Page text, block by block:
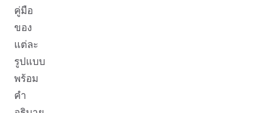
คู่มือ
ของ
แต่ละ
รูปแบบ
พร้อม
คำ